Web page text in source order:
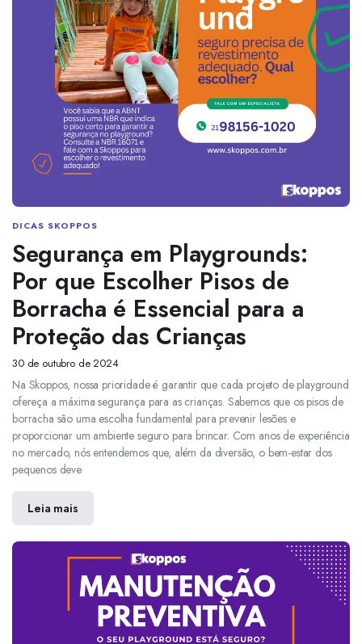
DICAS SKOPPOS
Segurança em Playgrounds:
Por que Escolher Pisos de
Borracha é Essencial para a
Proteção das Crianças
30 de outubro de 2024
Na Skoppos, nossa prioridade é garantir que cada projeto de playground
ofereça a máxima segurança para as crianças. Sabemos que os pisos de
borracha são uma escolha fundamental para prevenir lesões e
proporcionar um ambiente seguro para brincar. Com anos de experiência
no mercado, nós entendemos que, além da diversão, o bem-estar dos
pequenos deve
Leia mais